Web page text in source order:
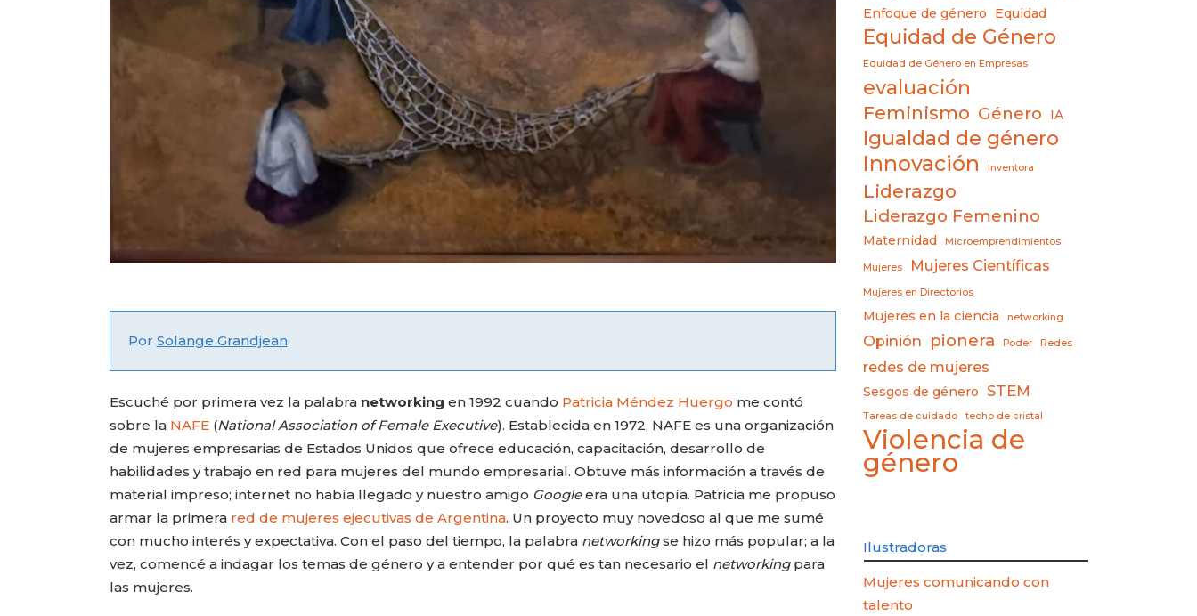
Por Solange Grandjean
Escuché por primera vez la palabra networking en 1992 cuando Patricia Méndez Huergo me contó
sobre la NAFE(National Association of Female Executive). Establecida en 1972, NAFE es una organización
de mujeres empresarias de Estados Unidos que ofrece educación, capacitación, desarrollo de
habilidades y trabajo en red para mujeres del mundo empresarial. Obtuve más información a través de
material impreso; internet no había llegado y nuestro amigo Googleera una utopía. Patricia me propuso
armar la primera red de mujeres ejecutivas de Argentina. Un proyecto muy novedoso al que me sumé
con mucho interés y expectativa. Con el paso del tiempo, la palabra networkingse hizo más popular; a la
vez, comencé a indagar los temas de género y a entender por qué es tan necesario el networking para
las mujeres.
Enfoque de género
Equidad
Equidad de Género
Equidad de Género en Empresas
evaluación
Feminismo Género IA
Igualdad de género
Innovación Inventora
Liderazgo
Liderazgo Femenino
Maternidad Microemprendimientos
Mujeres Mujeres Científicas
Mujeres en Directorios
Mujeres en la ciencia networking
Opinión pionera Poder Redes
redes de mujeres
Sesgos de género STEM
Tareas de cuidado techo de cristal
Violencia de
género
Ilustradoras
Mujeres comunicando con
talento